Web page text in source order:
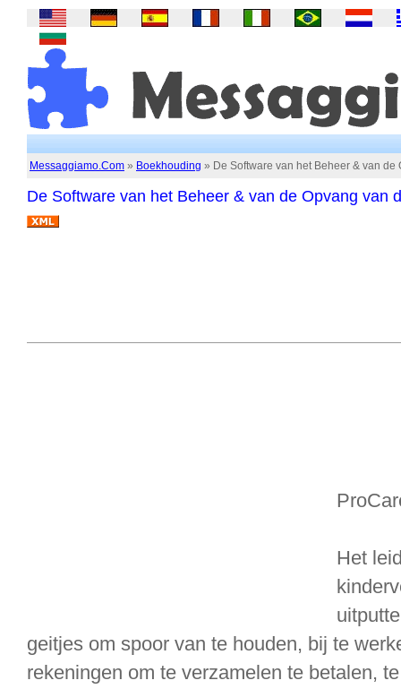
Messaggiamo.Com » Boekhouding » De Software van het Beheer & van
De Software van het Beheer & van de Opvang van
Het
geitjes om spoor van te houden, bij te
rekeningen om te verzamelen te betalen,